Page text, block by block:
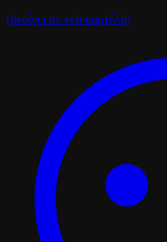
(ανοίγει σε νέα καρτέλα)